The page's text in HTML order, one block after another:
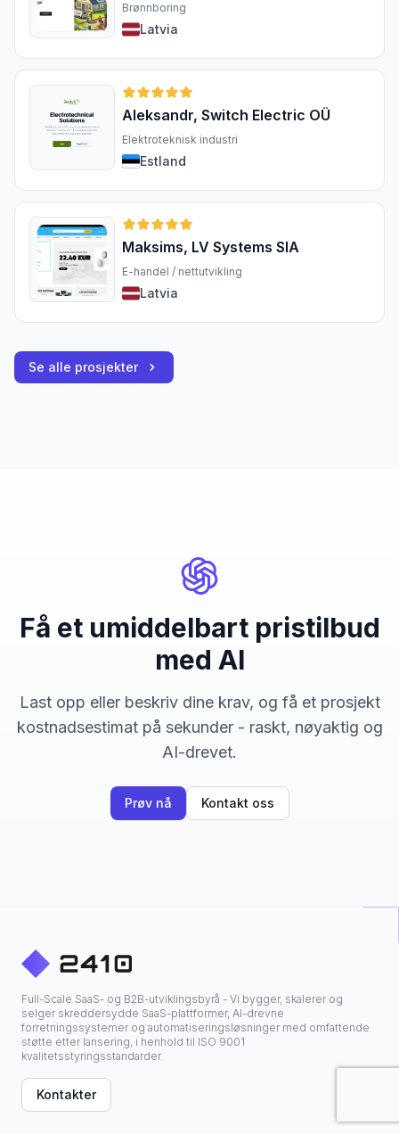
Brønnboring
Latvia
Aleksandr, Switch Electric OÜ
Elektroteknisk industri
Estland
Maksims, LV Systems SIA
E-handel / nettutvikling
Latvia
Se alle prosjekter
Få et umiddelbart pristilbud
med AI
Last opp eller beskriv dine krav, og få et prosjekt
kostnadsestimat på sekunder - raskt, nøyaktig og
AI-drevet.
Prøv nå Kontakt oss
Full-Scale SaaS- og B2B-utviklingsbyrå - Vi bygger, skalerer og
selger skreddersydde SaaS-plattformer, AI-drevne
forretningssystemer og automatiseringsløsninger med omfattende
støtte etter lansering, i henhold til ISO 9001
kvalitetsstyringsstandarder.
Kontakter